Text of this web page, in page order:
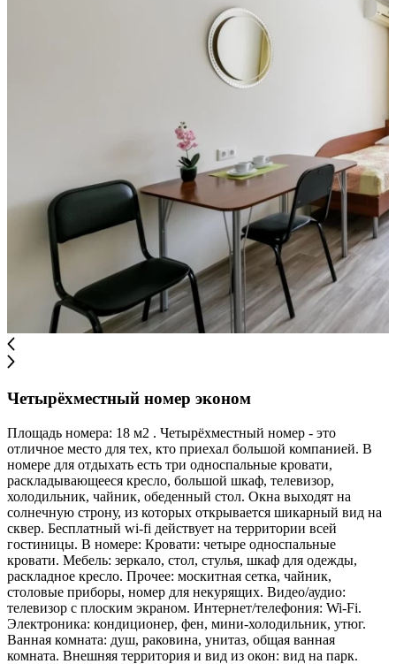
Четырёхместный номер эконом
Площадь номера: 18 м2 . Четырёхместный номер - это
отличное место для тех, кто приехал большой компанией. В
номере для отдыхать есть три односпальные кровати,
раскладывающееся кресло, большой шкаф, телевизор,
холодильник, чайник, обеденный стол. Окна выходят на
солнечную строну, из которых открывается шикарный вид на
сквер. Бесплатный wi-fi действует на территории всей
гостиницы. В номере: Кровати: четыре односпальные
кровати. Мебель: зеркало, стол, стулья, шкаф для одежды,
раскладное кресло. Прочее: москитная сетка, чайник,
столовые приборы, номер для некурящих. Видео/аудио:
телевизор с плоским экраном. Интернет/телефония: Wi-Fi.
Электроника: кондиционер, фен, мини-холодильник, утюг.
Ванная комната: душ, раковина, унитаз, общая ванная
комната. Внешняя территория и вид из окон: вид на парк.